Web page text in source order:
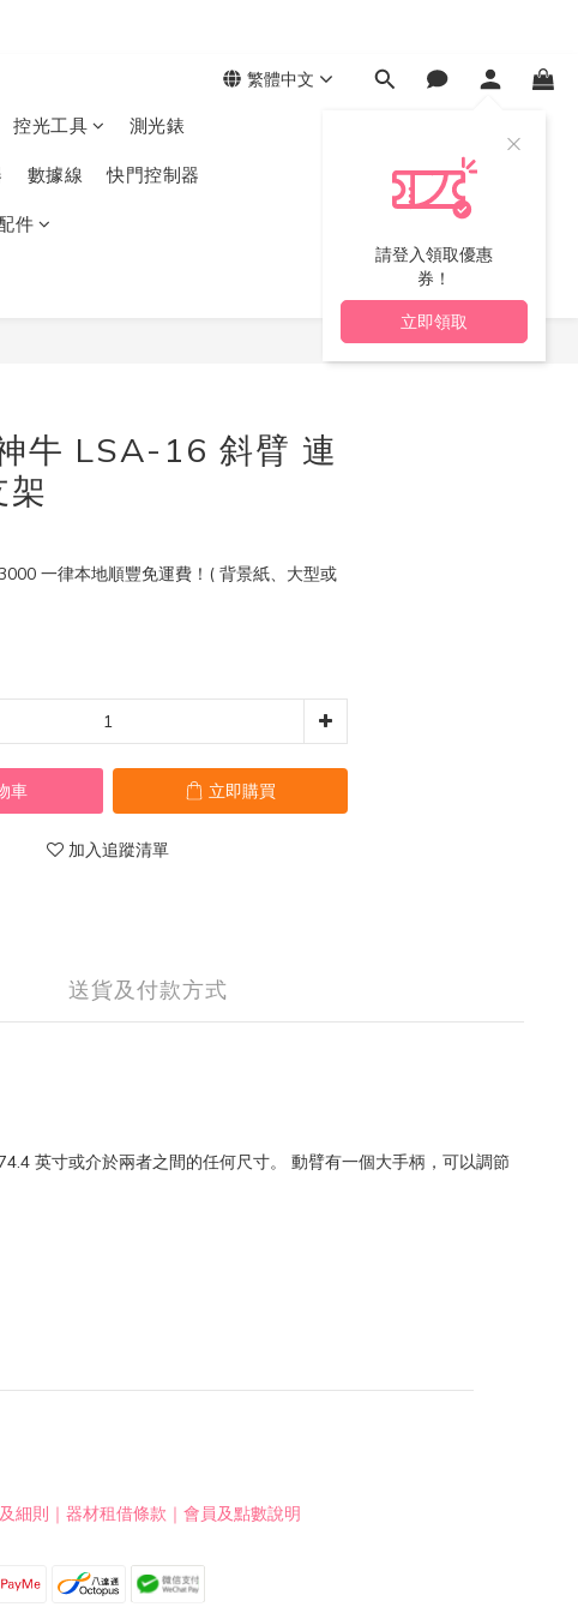
繁體中文
請登入領取優惠
券！
立即領取
控光工具 測光錶
數據線 快門控制器
件
牛 LSA-16 斜臂 連
架
一律本地順豐免運費！( 背景紙、大型或
車 立即購買
加入追蹤清單
送貨及付款方式
英寸或介於兩者之間的任何尺寸。 動臂有一個大手柄，可以調節
立即購買
細則 ｜ 器材租借條款 ｜ 會員及點數說明